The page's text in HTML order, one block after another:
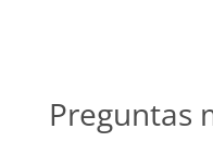
Preguntas